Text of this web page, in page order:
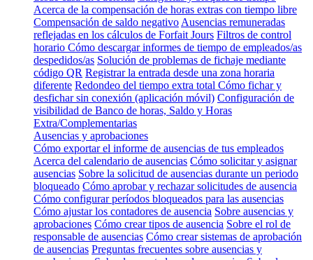
Acerca de la compensación de horas extras con tiempo libre
Compensación de saldo negativo Ausencias remuneradas
reflejadas en los cálculos de Forfait Jours Filtros de control
horario Cómo descargar informes de tiempo de empleados/as
despedidos/as Solución de problemas de fichaje mediante
código QR Registrar la entrada desde una zona horaria
diferente Redondeo del tiempo extra total Cómo fichar y
desfichar sin conexión (aplicación móvil) Configuración de
visibilidad de Banco de horas, Saldo y Horas
Extra/Complementarias
Ausencias y aprobaciones
Cómo exportar el informe de ausencias de tus empleados
Acerca del calendario de ausencias Cómo solicitar y asignar
ausencias Sobre la solicitud de ausencias durante un periodo
bloqueado Cómo aprobar y rechazar solicitudes de ausencia
Cómo configurar períodos bloqueados para las ausencias
Cómo ajustar los contadores de ausencia Sobre ausencias y
aprobaciones Cómo crear tipos de ausencia Sobre el rol de
responsable de ausencias Cómo crear sistemas de aprobación
de ausencias Preguntas frecuentes sobre ausencias y